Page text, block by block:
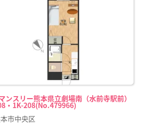
ンスリー熊本県立劇場南（水前寺駅前）
・1K-208(No.479966)
市中央区